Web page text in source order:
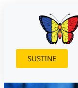
SUSTINE